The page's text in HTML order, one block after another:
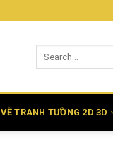
VẼ TRANH TƯỜNG 2D 3D